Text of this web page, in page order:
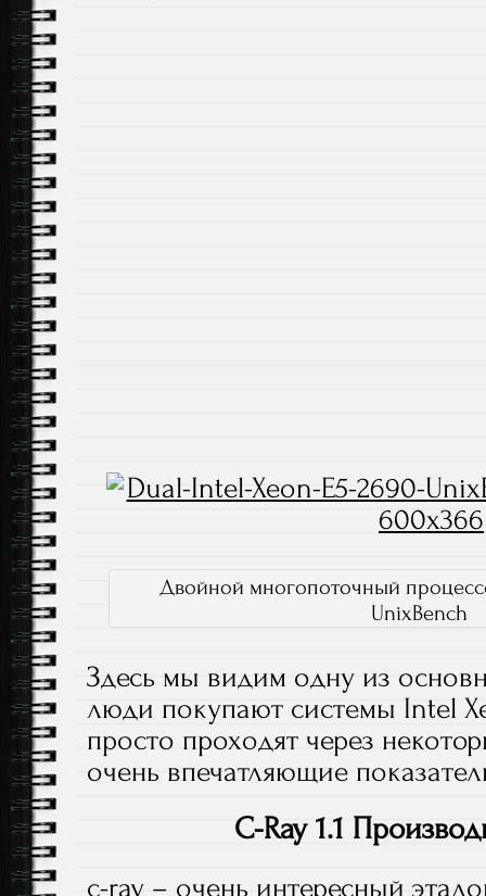
Двойной многопоточный
UnixBench
Здесь мы видим одну из
люди покупают системы Intel
просто проходят через
очень впечатляющие
C-Ray 1.1
c-ray – очень интересный